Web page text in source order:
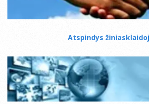
Atspindys